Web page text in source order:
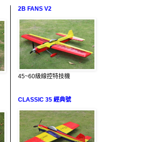
2B FANS V2
45~60級線控特技機
CLASSIC 35 經典號